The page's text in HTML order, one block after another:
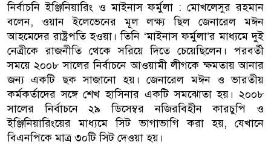
নির্বাচনি ইঞ্জিনিয়ারিং ও মাইনাস ফর্মুলা : মোখলেসুর রহমান
বলেন, ওয়ান ইলেভেনের মূল লক্ষ্য ছিল জেনারেল মঈন
আহমেদের রাষ্ট্রপতি হওয়া। তিনি ‘মাইনাস ফর্মুলা’র মাধ্যমে দুই
নেত্রীকে রাজনীতি থেকে সরিয়ে দিতে চেয়েছিলেন। পরবর্তী
সময়ে ২০০৮ সালের নির্বাচনে আওয়ামী লীগকে ক্ষমতায় আনার
জন্য একটি ছক সাজানো হয়। জেনারেল মঈন ও ভারতীয়
কর্মকর্তাদের সঙ্গে শেখ হাসিনার একটি সমঝোতা হয়। ২০০৮
সালের নির্বাচনে ২৯ ডিসেম্বর নজিরবিহীন কারচুপি ও
ইঞ্জিনিয়ারিংয়ের মাধ্যমে সিট ভাগাভাগি করা হয়, যেখানে
বিএনপিকে মাত্র ৩০টি সিট দেওয়া হয়।